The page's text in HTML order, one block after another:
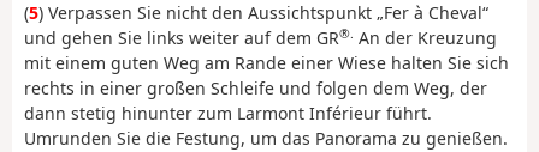
(5) Verpassen Sie nicht den Aussichtspunkt „Fer à Cheval“
und gehen Sie links weiter auf dem GR®. An der Kreuzung
mit einem guten Weg am Rande einer Wiese halten Sie sich
rechts in einer großen Schleife und folgen dem Weg, der
dann stetig hinunter zum Larmont Inférieur führt.
Umrunden Sie die Festung, um das Panorama zu genießen.